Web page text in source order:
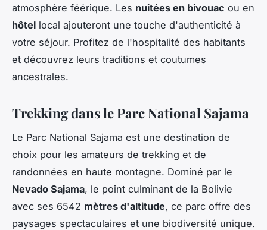
atmosphère féérique. Les nuitées en bivouac ou en
hôtel local ajouteront une touche d'authenticité à
votre séjour. Profitez de l'hospitalité des habitants
et découvrez leurs traditions et coutumes
ancestrales.
Trekking dans le Parc National Sajama
Le Parc National Sajama est une destination de
choix pour les amateurs de trekking et de
randonnées en haute montagne. Dominé par le
Nevado Sajama, le point culminant de la Bolivie
avec ses 6542 mètres d'altitude, ce parc offre des
paysages spectaculaires et une biodiversité unique.